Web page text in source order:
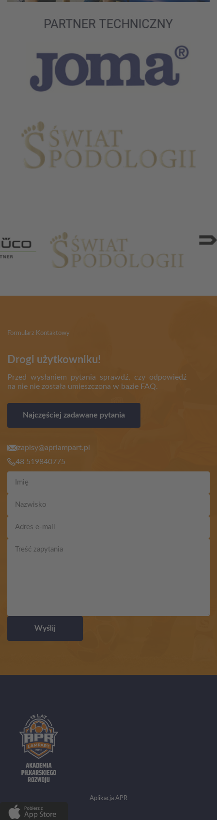
Formularz Kontaktowy
Drogi użytkowniku!
Przed wysłaniem pytania sprawdź, czy odpowiedź
na nie nie została umieszczona w bazie FAQ.
Najczęściej zadawane pytania
zapisy@aprlampart.pl
48 519840775
Wyślij
Aplikacja APR